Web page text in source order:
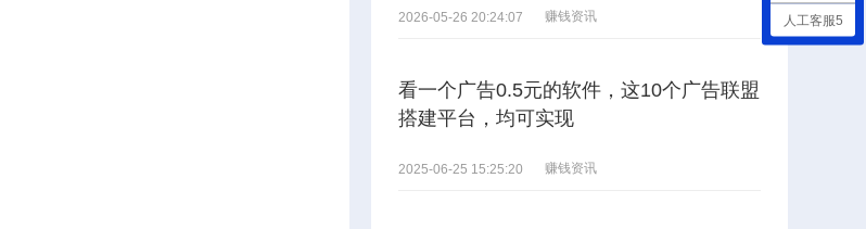
2026-05-26 20:24:07 赚钱资讯
看一个广告0.5元的软件，这10个广告联盟
搭建平台，均可实现
2025-06-25 15:25:20 赚钱资讯
人工客服5